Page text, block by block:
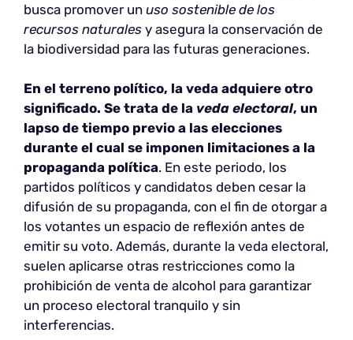
busca promover un uso sostenible de los
recursos naturales y asegura la conservación de
la biodiversidad para las futuras generaciones.
En el terreno político, la veda adquiere otro
significado. Se trata de la veda electoral, un
lapso de tiempo previo a las elecciones
durante el cual se imponen limitaciones a la
propaganda política. En este periodo, los
partidos políticos y candidatos deben cesar la
difusión de su propaganda, con el fin de otorgar a
los votantes un espacio de reflexión antes de
emitir su voto. Además, durante la veda electoral,
suelen aplicarse otras restricciones como la
prohibición de venta de alcohol para garantizar
un proceso electoral tranquilo y sin
interferencias.